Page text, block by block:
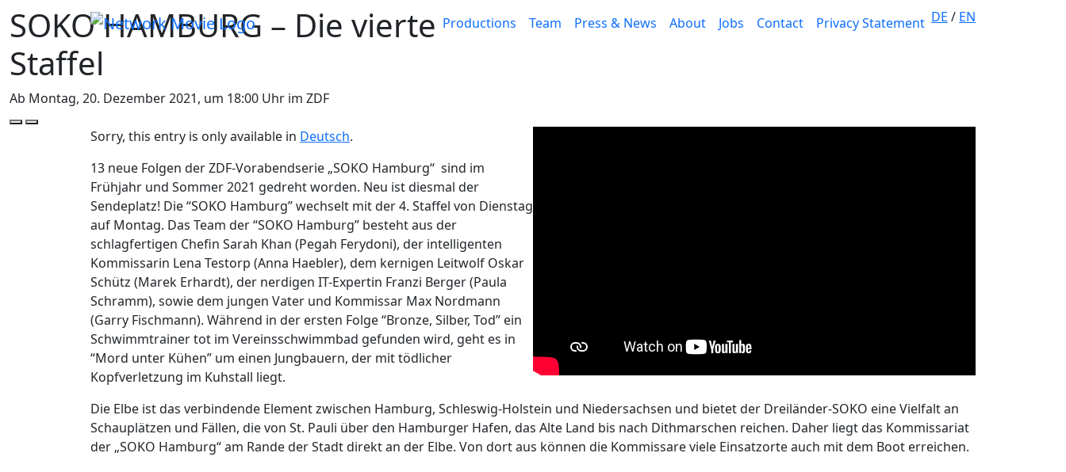
Productions Team Press & News About Jobs Contact Privacy Statement DE / EN
SOKO HAMBURG – Die vierte
Staffel
Ab Montag, 20. Dezember 2021, um 18:00 Uhr im ZDF
Sorry, this entry is only available in Deutsch.
13 neue Folgen der ZDF-Vorabendserie „SOKO Hamburg“ sind im
Frühjahr und Sommer 2021 gedreht worden. Neu ist diesmal der
Sendeplatz! Die “SOKO Hamburg” wechselt mit der 4. Staffel von Dienstag
auf Montag. Das Team der “SOKO Hamburg” besteht aus der
schlagfertigen Chefin Sarah Khan (Pegah Ferydoni), der intelligenten
Kommissarin Lena Testorp (Anna Haebler), dem kernigen Leitwolf Oskar
Schütz (Marek Erhardt), der nerdigen IT-Expertin Franzi Berger (Paula
Schramm), sowie dem jungen Vater und Kommissar Max Nordmann
(Garry Fischmann). Während in der ersten Folge “Bronze, Silber, Tod” ein
Schwimmtrainer tot im Vereinsschwimmbad gefunden wird, geht es in
“Mord unter Kühen” um einen Jungbauern, der mit tödlicher
Kopfverletzung im Kuhstall liegt.
Die Elbe ist das verbindende Element zwischen Hamburg, Schleswig-Holstein und Niedersachsen und bietet der Dreiländer-SOKO eine Vielfalt an
Schauplätzen und Fällen, die von St. Pauli über den Hamburger Hafen, das Alte Land bis nach Dithmarschen reichen. Daher liegt das Kommissariat
der „SOKO Hamburg“ am Rande der Stadt direkt an der Elbe. Von dort aus können die Kommissare viele Einsatzorte auch mit dem Boot erreichen.